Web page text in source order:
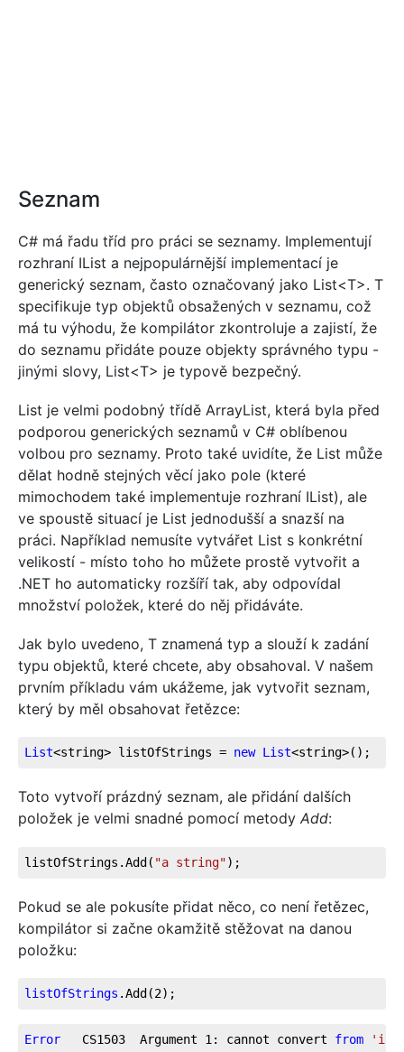
Seznam
C# má řadu tříd pro práci se seznamy. Implementují
rozhraní IList a nejpopulárnější implementací je
generický seznam, často označovaný jako List<T>. T
specifikuje typ objektů obsažených v seznamu, což
má tu výhodu, že kompilátor zkontroluje a zajistí, že
do seznamu přidáte pouze objekty správného typu -
jinými slovy, List<T> je typově bezpečný.
List je velmi podobný třídě ArrayList, která byla před
podporou generických seznamů v C# oblíbenou
volbou pro seznamy. Proto také uvidíte, že List může
dělat hodně stejných věcí jako pole (které
mimochodem také implementuje rozhraní IList), ale
ve spoustě situací je List jednodušší a snazší na
práci. Například nemusíte vytvářet List s konkrétní
velikostí - místo toho ho můžete prostě vytvořit a
.NET ho automaticky rozšíří tak, aby odpovídal
množství položek, které do něj přidáváte.
Jak bylo uvedeno, T znamená typ a slouží k zadání
typu objektů, které chcete, aby obsahoval. V našem
prvním příkladu vám ukážeme, jak vytvořit seznam,
který by měl obsahovat řetězce:
List<string> listOfStrings = new List<string>();
Toto vytvoří prázdný seznam, ale přidání dalších
položek je velmi snadné pomocí metody Add:
listOfStrings.Add( "a string");
Pokud se ale pokusíte přidat něco, co není řetězec,
kompilátor si začne okamžitě stěžovat na danou
položku:
listOfStrings .Add (2);
Error CS1503  Argument 1 : cannot convert from